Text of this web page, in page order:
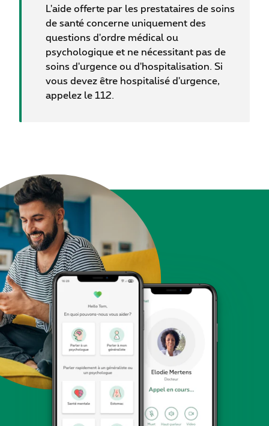
L'aide offerte par les prestataires de soins
de santé concerne uniquement des
questions d'ordre médical ou
psychologique et ne nécessitant pas de
soins d'urgence ou d'hospitalisation. Si
vous devez être hospitalisé d'urgence,
appelez le 112.